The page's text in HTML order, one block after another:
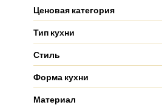
Ценовая категория
Тип кухни
Стиль
Форма кухни
Материал